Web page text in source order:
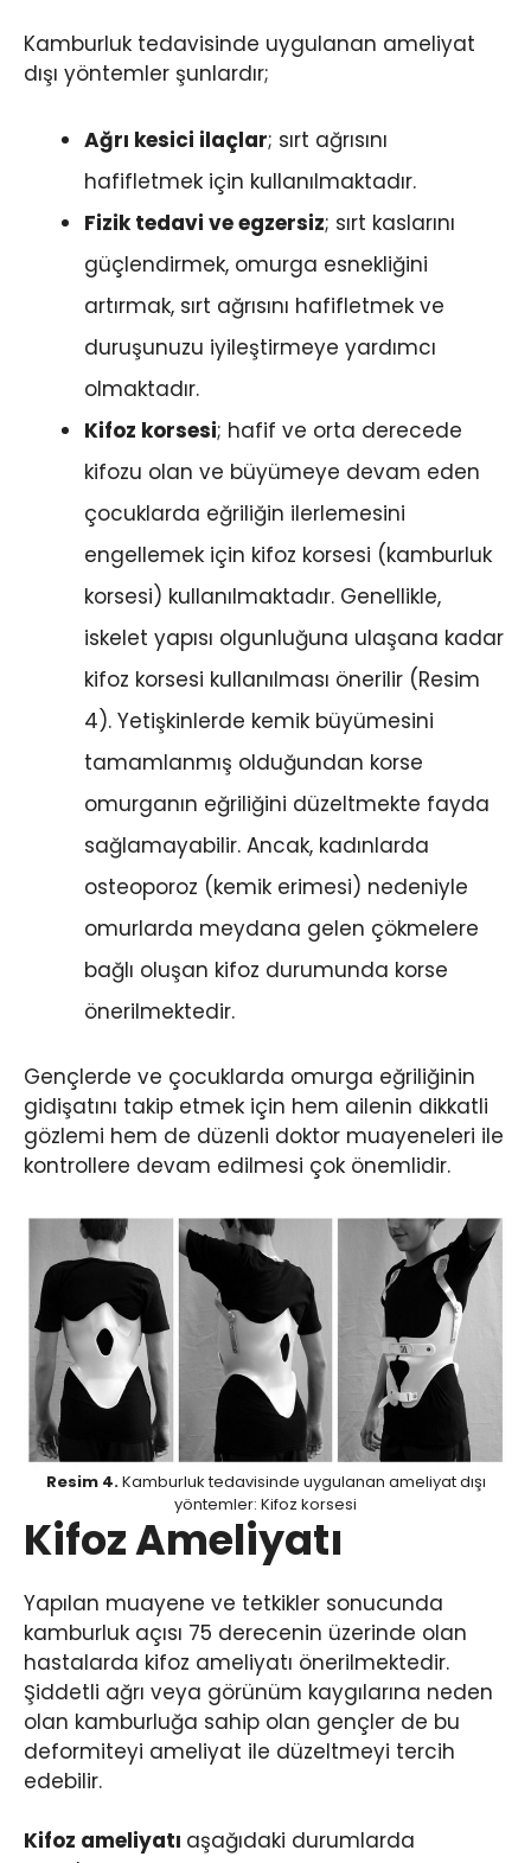
Kamburluk tedavisinde uygulanan ameliyat
dışı yöntemler şunlardır;
Ağrı kesici ilaçlar; sırt ağrısını
hafifletmek için kullanılmaktadır.
Fizik tedavi ve egzersiz; sırt kaslarını
güçlendirmek, omurga esnekliğini
artırmak, sırt ağrısını hafifletmek ve
duruşunuzu iyileştirmeye yardımcı
olmaktadır.
Kifoz korsesi; hafif ve orta derecede
kifozu olan ve büyümeye devam eden
çocuklarda eğriliğin ilerlemesini
engellemek için kifoz korsesi (kamburluk
korsesi) kullanılmaktadır. Genellikle,
iskelet yapısı olgunluğuna ulaşana kadar
kifoz korsesi kullanılması önerilir (Resim
4). Yetişkinlerde kemik büyümesini
tamamlanmış olduğundan korse
omurganın eğriliğini düzeltmekte fayda
sağlamayabilir. Ancak, kadınlarda
osteoporoz (kemik erimesi) nedeniyle
omurlarda meydana gelen çökmelere
bağlı oluşan kifoz durumunda korse
önerilmektedir.
Gençlerde ve çocuklarda omurga eğriliğinin
gidişatını takip etmek için hem ailenin dikkatli
gözlemi hem de düzenli doktor muayeneleri ile
kontrollere devam edilmesi çok önemlidir.
Resim 4.Kamburluk tedavisinde uygulanan ameliyat dışı
yöntemler: Kifoz korsesi
Kifoz Ameliyatı
Yapılan muayene ve tetkikler sonucunda
kamburluk açısı 75 derecenin üzerinde olan
hastalarda kifoz ameliyatı önerilmektedir.
Şiddetli ağrı veya görünüm kaygılarına neden
olan kamburluğa sahip olan gençler de bu
deformiteyi ameliyat ile düzeltmeyi tercih
edebilir.
Kifoz ameliyatı aşağıdaki durumlarda